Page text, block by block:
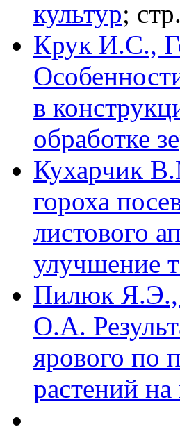
культур;
Крук И.С.,
в
обработке
Кухарчик
гороха
листового
улучшение
Пилюк Я.Э.,
О.А.
ярового по
растений